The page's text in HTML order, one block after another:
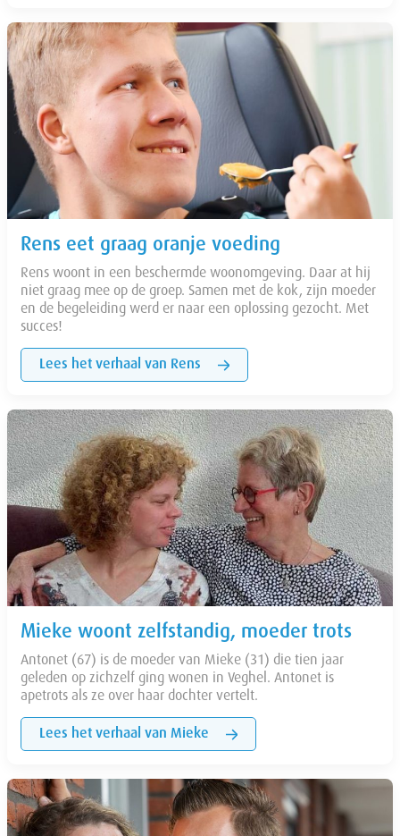
Rens eet graag oranje voeding
Rens woont in een beschermde woonomgeving. Daar at hij
niet graag mee op de groep. Samen met de kok, zijn moeder
en de begeleiding werd er naar een oplossing gezocht. Met
succes!
Lees het verhaal van Rens
Mieke woont zelfstandig, moeder trots
Antonet (67) is de moeder van Mieke (31) die tien jaar
geleden op zichzelf ging wonen in Veghel. Antonet is
apetrots als ze over haar dochter vertelt.
Lees het verhaal van Mieke